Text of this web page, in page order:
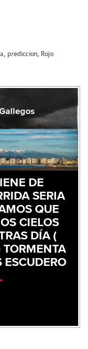
, prediccion, Rojo
DE
SERIA
QUE
CIELOS
DÍA (
ESCUDERO